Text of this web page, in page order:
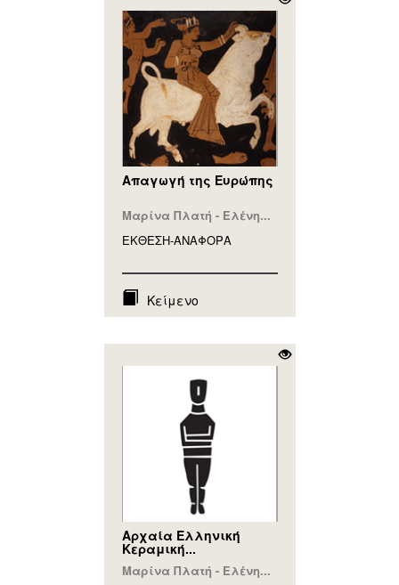
Απαγωγή της Ευρώπης
Μαρίνα Πλατή - Ελένη...
ΕΚΘΕΣΗ-ΑΝΑΦΟΡA
Κείμενο
Αρχαία Ελληνική
Κεραμική...
Μαρίνα Πλατή - Ελένη...